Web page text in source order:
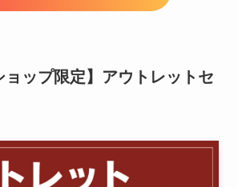
ョップ限定】アウトレットセ